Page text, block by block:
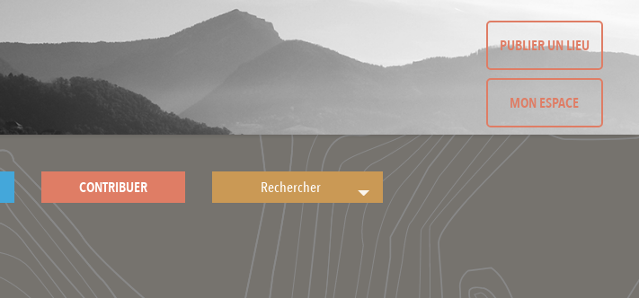
PUBLIER UN LIEU
MON ESPACE
CONTRIBUER